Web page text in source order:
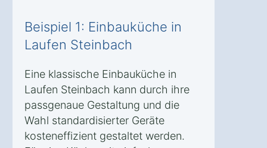
Beispiel 1: Einbauküche in
Laufen Steinbach
Eine klassische Einbauküche in
Laufen Steinbach kann durch ihre
passgenaue Gestaltung und die
Wahl standardisierter Geräte
kosteneffizient gestaltet werden.